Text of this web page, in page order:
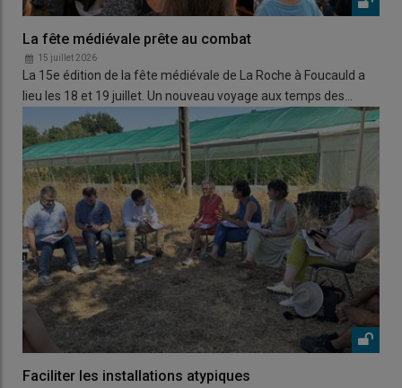
La fête médiévale prête au combat
15 juillet 2026
La 15e édition de la fête médiévale de La Roche à Foucauld a
lieu les 18 et 19 juillet. Un nouveau voyage aux temps des…
Faciliter les installations atypiques